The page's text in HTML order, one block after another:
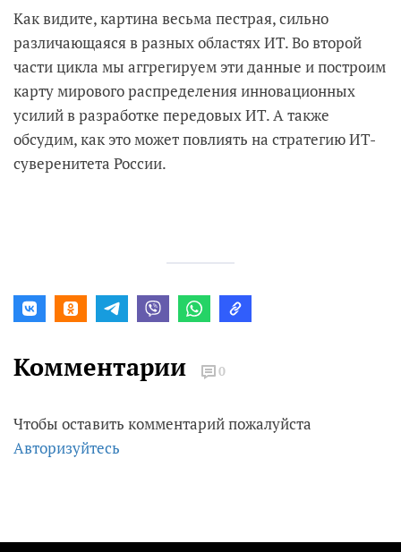
Как видите, картина весьма пестрая, сильно
различающаяся в разных областях ИТ. Во второй
части цикла мы аггрегируем эти данные и построим
карту мирового распределения инновационных
усилий в разработке передовых ИТ. А также
обсудим, как это может повлиять на стратегию ИТ-
суверенитета России.
Комментарии 0
Чтобы оставить комментарий пожалуйста
Авторизуйтесь